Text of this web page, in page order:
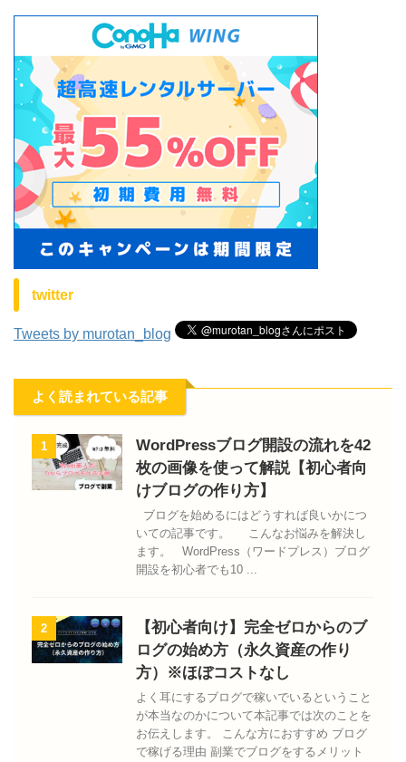
twitter
Tweets by murotan_blog
よく読まれている記事
1
WordPressブログ開設の流れを42
枚の画像を使って解説【初心者向
けブログの作り方】
ブログを始めるにはどうすれば良いかにつ
いての記事です。 こんなお悩みを解決し
ます。 WordPress（ワードプレス）ブログ
開設を初心者でも10 ...
2
【初心者向け】完全ゼロからのブ
ログの始め方（永久資産の作り
方）※ほぼコストなし
よく耳にするブログで稼いでいるということ
が本当なのかについて本記事では次のことを
お伝えします。 こんな方におすすめ ブログ
で稼げる理由 副業でブログをするメリット